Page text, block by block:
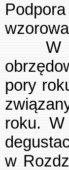
W
pory
roku.
w